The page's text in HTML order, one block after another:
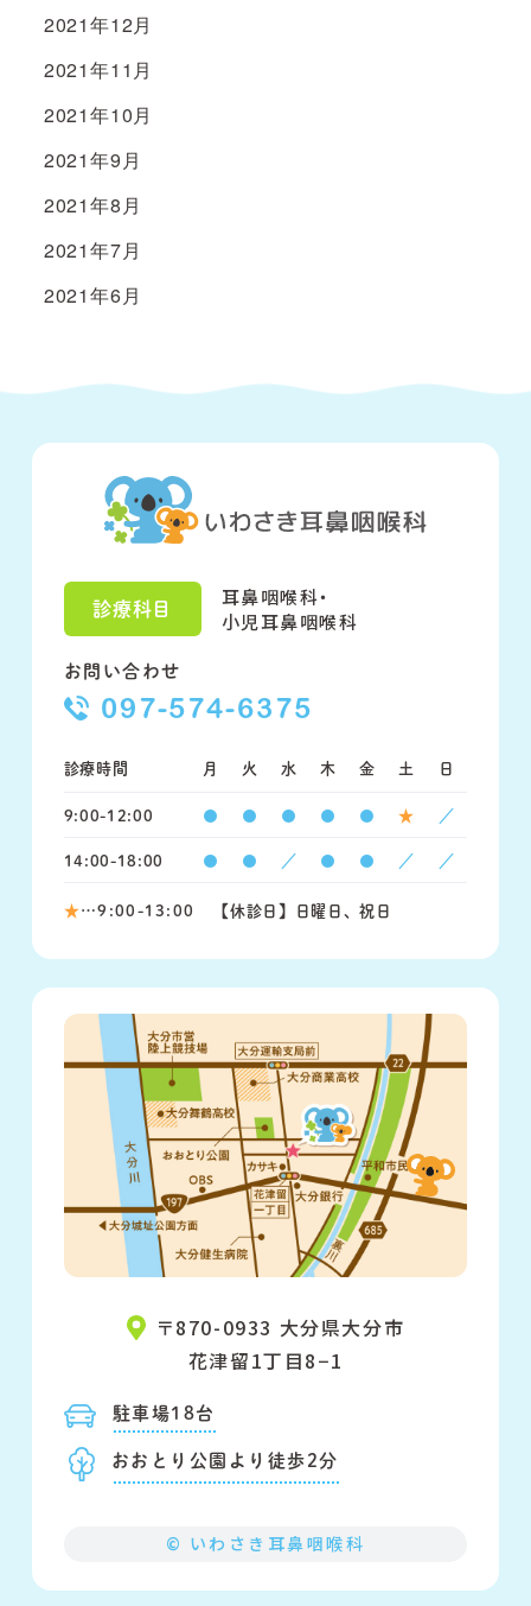
2021年12月
2021年11月
2021年10月
2021年9月
2021年8月
2021年7月
2021年6月
診療科目
耳鼻咽喉科・
小児耳鼻咽喉科
お問い合わせ
097-574-6375
診療時間 月 火 水 木 金 土 日
9:00-12:00 ● ● ● ● ● ★
／
14:00-18:00
● ● ／ ● ● ／ ／
★…9:00-13:00 【休診日】日曜日、祝日
〒870-0933 大分県大分市
花津留1丁目8−1
駐車場18台
おおとり公園より徒歩2分
© いわさき耳鼻咽喉科